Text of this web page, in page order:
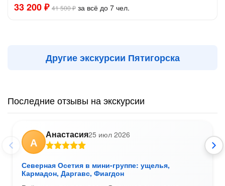
33 200 ₽ 41 500 ₽ за всё до 7 чел.
Другие экскурсии Пятигорска
Последние отзывы на экскурсии
А
Анастасия25 июл 2026
Северная Осетия в мини-группе: ущелья,
Кармадон, Даргавс, Фиагдон